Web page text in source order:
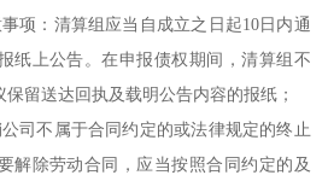
项：清算组应当自成立之日起10日内通
纸上公告。在申报债权期间，清算组不
留送达回执及载明公告内容的报纸；
司不属于合同约定的或法律规定的终止
解除劳动合同，应当按照合同约定的及